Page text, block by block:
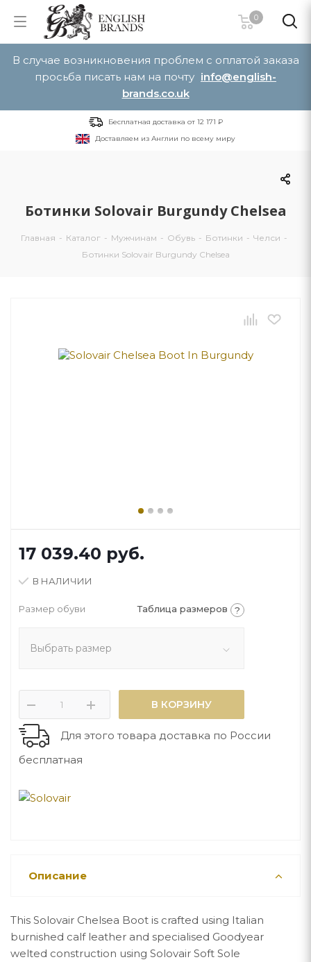
0
В случае возникновения проблем с оплатой заказа
просьба писать нам на почту info@english-
brands.co.uk
Бесплатная доставка от 12 171 ₽
Доставляем из Англии по всему миру
Ботинки Solovair Burgundy Chelsea
Главная - Каталог - Мужчинам - Обувь - Ботинки - Челси -
Ботинки Solovair Burgundy Chelsea
17 039.40 руб.
В НАЛИЧИИ
Размер обуви Таблица размеров ?
Выбрать размер
В КОРЗИНУ
Для этого товара доставка по России
бесплатная
Описание
This Solovair Chelsea Boot is crafted using Italian
burnished calf leather and specialised Goodyear
welted construction using Solovair Soft Sole